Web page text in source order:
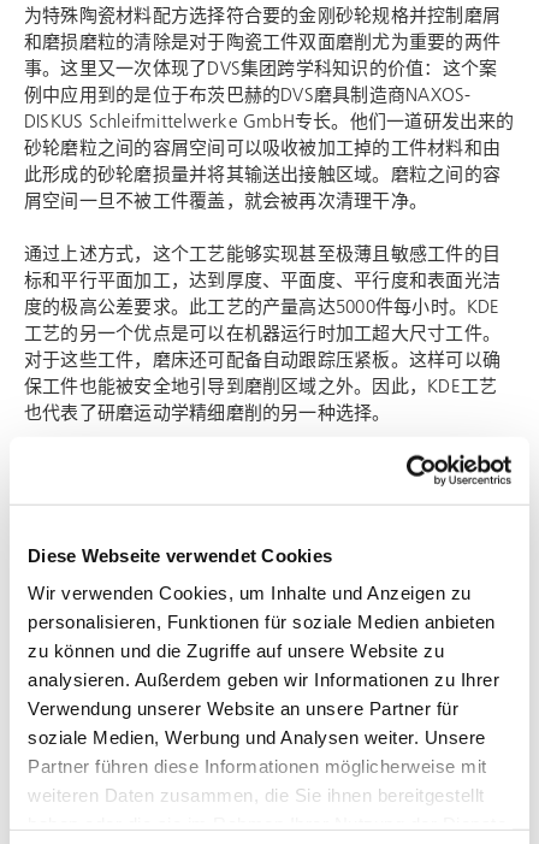
Diese Webseite verwendet Cookies
Wir verwenden Cookies, um Inhalte und Anzeigen zu
personalisieren, Funktionen für soziale Medien anbieten
zu können und die Zugriffe auf unsere Website zu
analysieren. Außerdem geben wir Informationen zu Ihrer
Verwendung unserer Website an unsere Partner für
soziale Medien, Werbung und Analysen weiter. Unsere
Partner führen diese Informationen möglicherweise mit
weiteren Daten zusammen, die Sie ihnen bereitgestellt
为特殊陶瓷材料配方选择符合要的金刚砂轮规格并控制磨屑
和磨损磨粒的清除是对于陶瓷工件双面磨削尤为重要的两件
事。这里又一次体现了DVS集团跨学科知识的价值：这个案
例中应用到的是位于布茨巴赫的DVS磨具制造商NAXOS-
DISKUS Schleifmittelwerke GmbH专长。他们一道研发出来的
砂轮磨粒之间的容屑空间可以吸收被加工掉的工件材料和由
此形成的砂轮磨损量并将其输送出接触区域。磨粒之间的容
屑空间一旦不被工件覆盖，就会被再次清理干净。
通过上述方式，这个工艺能够实现甚至极薄且敏感工件的目
标和平行平面加工，达到厚度、平面度、平行度和表面光洁
度的极高公差要求。此工艺的产量高达5000件每小时。KDE
工艺的另一个优点是可以在机器运行时加工超大尺寸工件。
对于这些工件，磨床还可配备自动跟踪压紧板。这样可以确
保工件也能被安全地引导到磨削区域之外。因此，KDE工艺
也代表了研磨运动学精细磨削的另一种选择。
如有需要，可以订制DVS自动化公司rbc Fördertechnik GmbH
Bad Camberg生产的客制化自动化解决方案用于DISKUS磨床
750，为实现同步双侧平面磨削配备了一个大型工作台，可以
加工最大加工直径425mm，最高80mm的大尺寸成型陶瓷零
件。磨削电主轴立式安装的磨床利用零件可控旋转的切入式
磨削特殊的行星运动特性高效而精确地任何超大工件加工到
最终目标尺寸。
工业陶瓷材料在众多前沿性领域中已经变得不可或缺--
DISKUS WERKE和DVS集团提供的解决方案确保了超新型工件